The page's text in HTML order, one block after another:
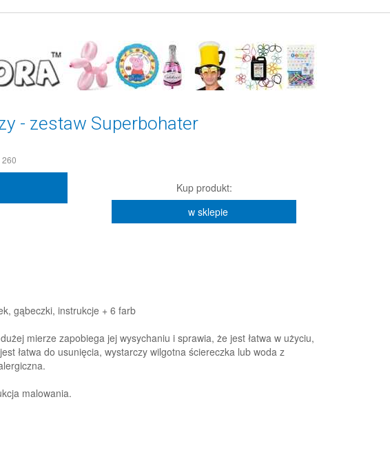
- zestaw Superbohater
Kup produkt:
w sklepie
gąbeczki, instrukcje + 6 farb
mierze zapobiega jej wysychaniu i sprawia, że jest łatwa w użyciu,
łatwa do usunięcia, wystarczy wilgotna ściereczka lub woda z
malowania.